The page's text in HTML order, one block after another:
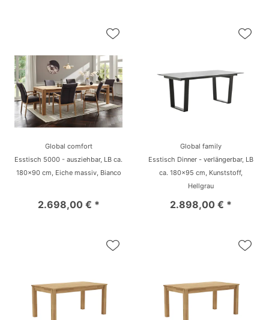
Global comfort
Esstisch 5000 - ausziehbar, LB ca.
180x90 cm, Eiche massiv, Bianco
2.698,00 € *
Global family
Esstisch Dinner - verlängerbar, LB
ca. 180x95 cm, Kunststoff,
Hellgrau
2.898,00 € *